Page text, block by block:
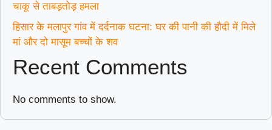
चाकू से ताबड़तोड़ हमला
हिसार के मलापुर गांव में दर्दनाक घटना: घर की पानी की हौदी में मिले
मां और दो मासूम बच्चों के शव
Recent Comments
No comments to show.